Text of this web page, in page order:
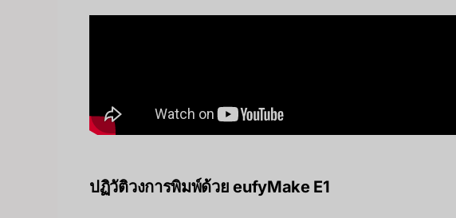
ปฏิวัติวงการพิมพ์ด้วย eufyMake E1